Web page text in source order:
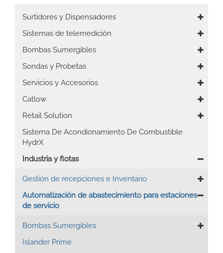
Prensa
Surtidores y Dispensadores
Sistemas de telemedición
Bombas Sumergibles
Sondas y Probetas
Servicios y Accesorios
Catlow
Retail Solution
Sistema De Acondionamiento De Combustible
HydrX
Industria y flotas
Gestión de recepciones e Inventario
Automatización de abastecimiento para estaciones
de servicio
Bombas Sumergibles
Islander Prime